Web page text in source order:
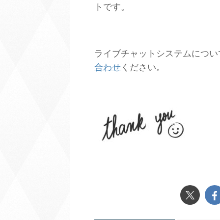
トです。
ライブチャットシステムにつ
合わせください。